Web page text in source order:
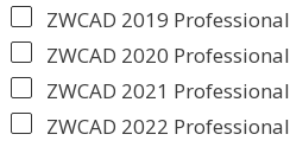
ZWCAD 2019 Professional
ZWCAD 2020 Professional
ZWCAD 2021 Professional
ZWCAD 2022 Professional